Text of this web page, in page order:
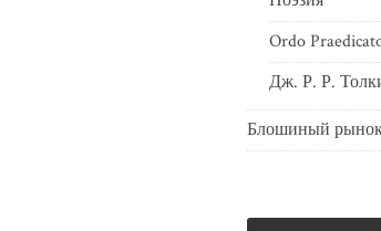
Ordo
Дж. Р. Р.
Блошиный